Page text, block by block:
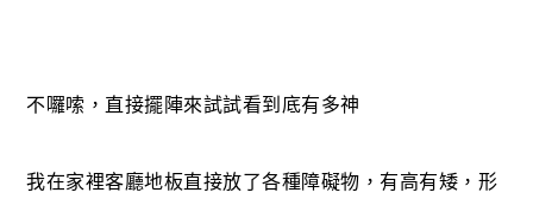
不囉嗦，直接擺陣來試試看到底有多神
我在家裡客廳地板直接放了各種障礙物，有高有矮，形